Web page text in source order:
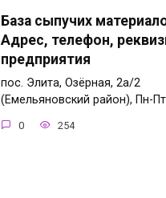
База сыпучих
Адрес, телефон,
предприятия
пос. Элита, Озёрная, 2а/2
(Емельяновский район), Пн-Пт
0 254